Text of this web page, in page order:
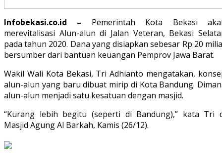
Infobekasi.co.id – Pemerintah Kota Bekasi
merevitalisasi Alun-alun di Jalan Veteran, Bekasi
pada tahun 2020. Dana yang disiapkan sebesar Rp 20
bersumber dari bantuan keuangan Pemprov Jawa Barat.
Wakil Wali Kota Bekasi, Tri Adhianto mengatakan,
alun-alun yang baru dibuat mirip di Kota Bandung.
alun-alun menjadi satu kesatuan dengan masjid.
“Kurang lebih begitu (seperti di Bandung),” kata Tri
Masjid Agung Al Barkah, Kamis (26/12).